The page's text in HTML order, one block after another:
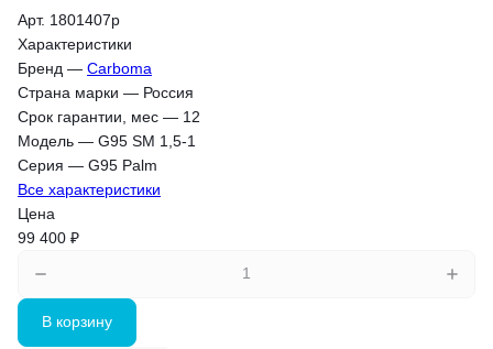
Арт. 1801407p
Характеристики
Бренд — Carboma
Страна марки — Россия
Срок гарантии, мес — 12
Модель — G95 SM 1,5-1
Серия — G95 Palm
Все характеристики
Цена
99 400 ₽
В корзину